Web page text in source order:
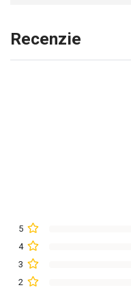
Recenzie
5
4
3
2